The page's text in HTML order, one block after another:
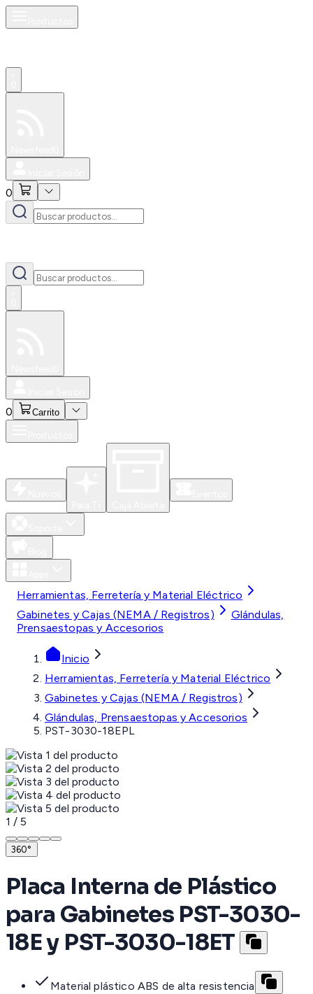
0
0 Carrito
Herramientas, Ferretería y Material Eléctrico
Gabinetes y Cajas (NEMA / Registros)
Glándulas,
Prensaestopas y Accesorios
Inicio
Herramientas, Ferretería y Material Eléctrico
Gabinetes y Cajas (NEMA / Registros)
Glándulas, Prensaestopas y Accesorios
PST-3030-18EPL
1 / 5
360°
Placa Interna de Plástico
para Gabinetes PST-3030-
18E y PST-3030-18ET
Material plástico ABS de alta resistencia